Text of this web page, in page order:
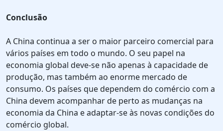
Conclusão
A China continua a ser o maior parceiro comercial para
vários países em todo o mundo. O seu papel na
economia global deve-se não apenas à capacidade de
produção, mas também ao enorme mercado de
consumo. Os países que dependem do comércio com a
China devem acompanhar de perto as mudanças na
economia da China e adaptar-se às novas condições do
comércio global.